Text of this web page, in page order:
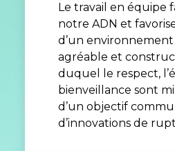
Le travail en équipe
notre ADN et
d’un environnement
agréable et
duquel le respect,
bienveillance sont
d’un objectif
d’innovations de